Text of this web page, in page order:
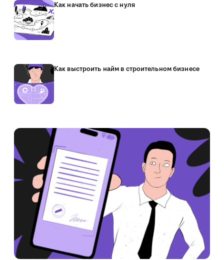
Как начать бизнес с нуля
Как выстроить найм в строительном бизнесе